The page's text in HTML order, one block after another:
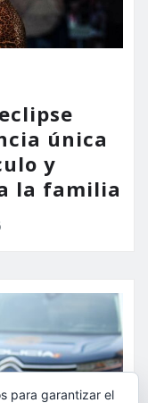
única
y
la familia
para garantizar el